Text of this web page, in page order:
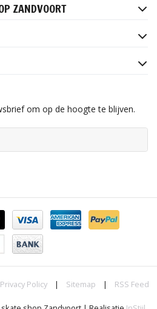
ZANDVOORT
om op de hoogte te blijven.
Privacy Policy | Sitemap | RSS Feed